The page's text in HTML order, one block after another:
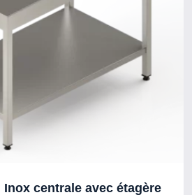
Inox centrale avec étagère